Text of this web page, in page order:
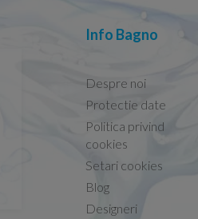
Conform descrierii!
13.02.2026
Info Bagno
Despre noi
Protectie date
Politica privind
cookies
Setari cookies
Blog
Designeri